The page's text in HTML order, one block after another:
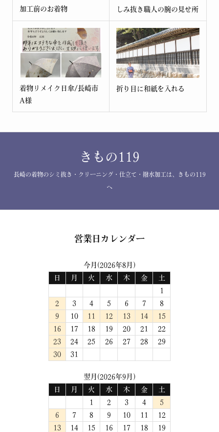
加工前のお着物 しみ抜き職人の腕の見せ所
着物リメイク日傘/長崎市
A様
折り目に和紙を入れる
きもの119
長崎の着物のシミ抜き・クリーニング・仕立て・撥水加工は、きもの119
へ
営業日カレンダー
今月(2026年8月)
日
月 火 水 木 金
土
1
2
3 4 5 6 7
8
9
10 11 12 13 14
15
16
17 18 19 20 21
22
23
24 25 26 27 28
29
30
31
翌月(2026年9月)
日
月 火 水 木 金
土
1
2 3 4
5
6
7 8 9 10 11
12
13
14 15 16 17 18
19